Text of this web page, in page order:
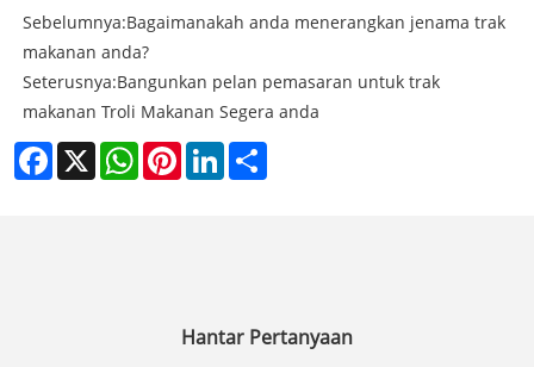
Sebelumnya:Bagaimanakah anda menerangkan jenama trak
makanan anda?
Seterusnya:Bangunkan pelan pemasaran untuk trak
makanan Troli Makanan Segera anda
Facebook
X WhatsAppPinterestLinkedIn
Hantar Pertanyaan